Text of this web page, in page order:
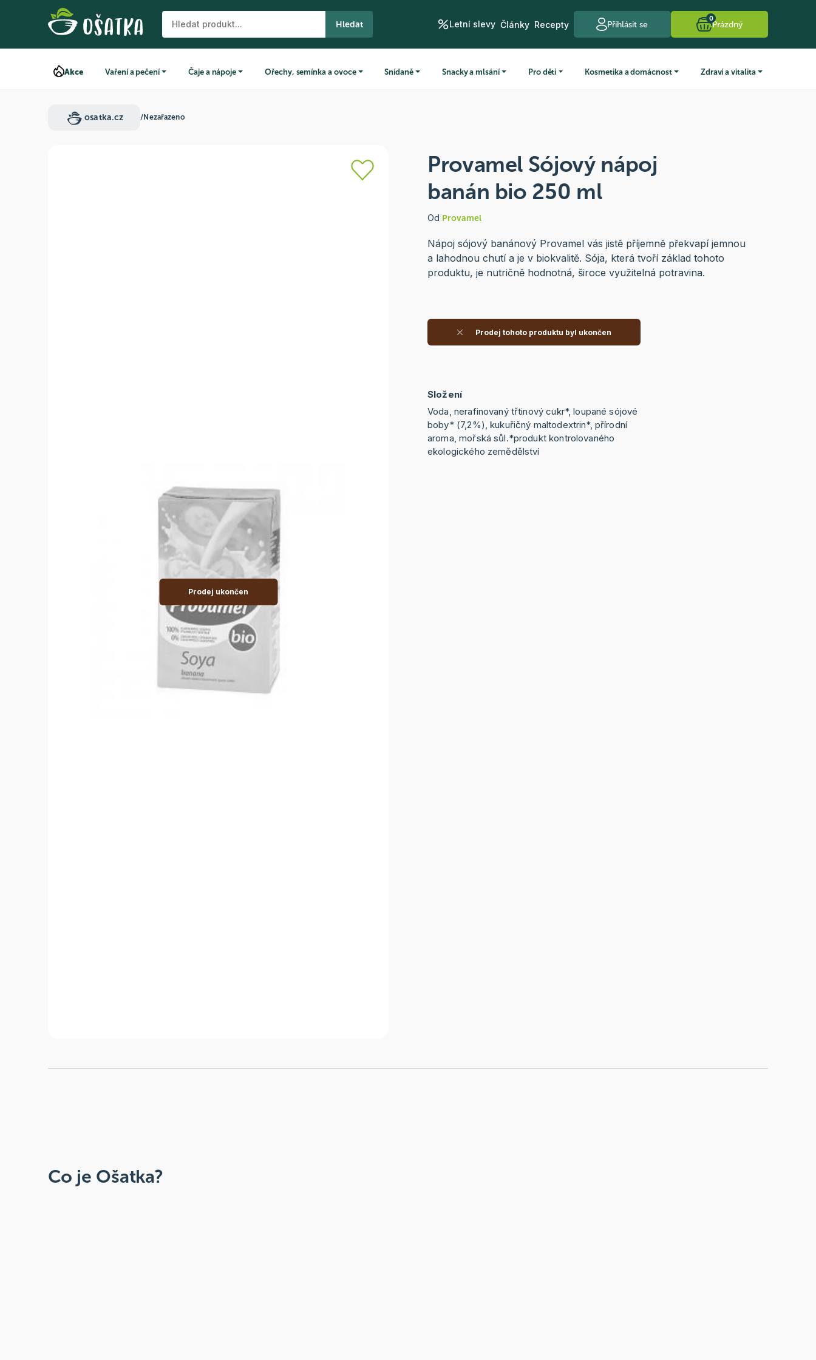
Hledat Letní slevy Články Recepty Přihlásit se
0
Prázdný
Akce Vaření a pečení Čaje a nápoje Ořechy, semínka a ovoce Snídaně Snacky a mlsání Pro děti Kosmetika a domácnost Zdraví a vitalita
osatka.cz /Nezařazeno
Prodej ukončen
Provamel Sójový nápoj
banán bio 250 ml
Od Provamel
Nápoj sójový banánový Provamel vás jistě příjemně překvapí jemnou
a lahodnou chutí a je v biokvalitě. Sója, která tvoří základ tohoto
produktu, je nutričně hodnotná, široce využitelná potravina.
Prodej tohoto produktu byl ukončen
Složení
Voda, nerafinovaný třtinový cukr*, loupané sójové
boby* (7,2%), kukuřičný maltodextrin*, přírodní
aroma, mořská sůl.*produkt kontrolovaného
ekologického zemědělství
Co je Ošatka?